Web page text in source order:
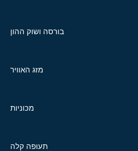
בורסה ושוק ההון
מזג האוויר
מכוניות
תעופה קלה